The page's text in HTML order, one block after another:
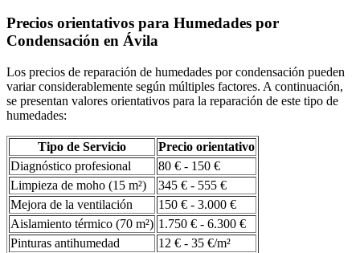
Precios orientativos para Humedades por
Condensación en Ávila
Los precios de reparación de humedades por condensación pueden
variar considerablemente según múltiples factores. A continuación,
se presentan valores orientativos para la reparación de este tipo de
humedades:
Tipo de Servicio
Precio orientativo
Diagnóstico profesional
80 € - 150 €
Limpieza de moho (15 m²)
345 € - 555 €
Mejora de la ventilación
150 € - 3.000 €
Aislamiento térmico (70 m²) 1.750 € - 6.300 €
Pinturas antihumedad
12 € - 35 €/m²